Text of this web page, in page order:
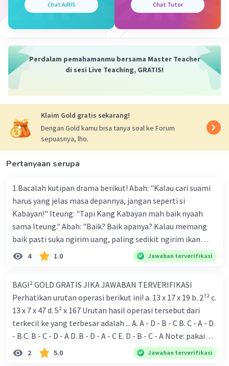
Chat AiRIS Chat Tutor
Perdalam pemahamanmu bersama Master Teacher
di sesi Live Teaching, GRATIS!
Klaim Gold gratis sekarang!
Dengan Gold kamu bisa tanya soal ke Forum
sepuasnya, lho.
Pertanyaan serupa
1.Bacalah kutipan drama berikut! Abah: "Kalau cari suami
harus yang jelas masa depannya, jangan seperti si
Kabayan!" Iteung: "Tapi Kang Kabayan mah baik nyaah
sama Iteung." Abah: "Baik? Baik apanya? Kalau memang
baik pasti suka ngirim uang, paling sedikit ngirim ikan
kesenangan Abah. Ikan gurame!" Ambu: "Abah teh
kumaha. Apa-apa selalu saja diukur pakai uang." Tokoh
jika menggunakan kostum a. celana panjang dan kaos
dengan rambut panjang dibiarkan terurai b. celana
panjang dan kaos dengan rambut dikepang dua c. kebaya
dan celana panjang dengan rambut dibiarkan terurai d.
kebaya dan kain dengan rambut di kepang dua 2.Jo : "Hey,
jalan yang bener dong!" (keluar dari mobil) Yuda: (tampak
4 1.0 Jawaban terverifikasi
BAGI² GOLD GRATIS JIKA JAWABAN TERVERIFIKASI
Perhatikan urutan operasi berikut ini! a. 13 x 17 x 19 b. 2¹² c.
13 x 7 x 47 d. 5² x 167 Urutan hasil operasi tersebut dari
terkecil ke yang terbesar adalah ... A. A - D - B - C B. C - A - D
- B C. B - C - D - A D. B - D - A - C E. D - B - C - A Note: pakai
penjelasannya biar dapat goldnya yah...
2 5.0 Jawaban terverifikasi